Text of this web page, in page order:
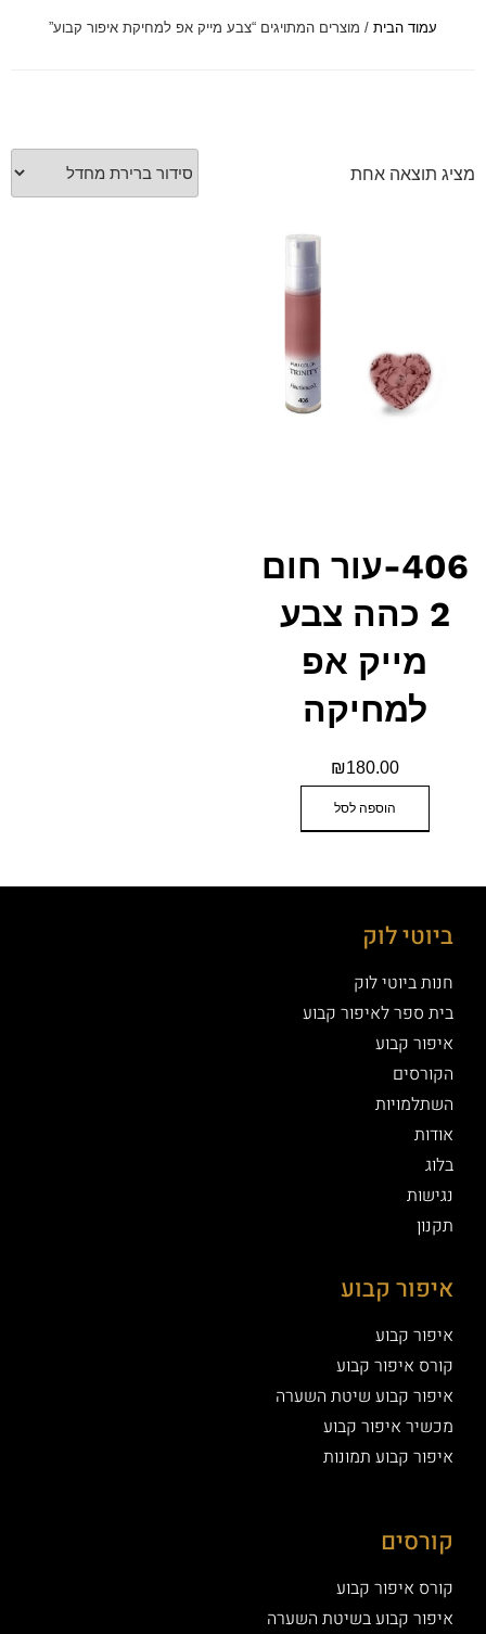
font_download סמן קישורים
עמוד הבית / מוצרים המתויגים “צבע מייק אפ למחיקת איפור קבוע”
מציג תוצאה אחת
406-עור חום
2 כהה צבע
מייק אפ
למחיקה
₪180.00
הוספה לסל
ביוטי לוק
חנות ביוטי לוק
בית ספר לאיפור קבוע
איפור קבוע
הקורסים
השתלמויות
אודות
בלוג
נגישות
תקנון
איפור קבוע
איפור קבוע
קורס איפור קבוע
איפור קבוע שיטת השערה
מכשיר איפור קבוע
איפור קבוע תמונות
קורסים
קורס איפור קבוע
איפור קבוע בשיטת השערה